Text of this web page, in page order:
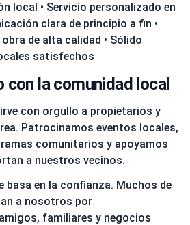
local • Servicio personalizado en
clara de principio a fin •
de alta calidad • Sólido
satisfechos
con la comunidad local
con orgullo a propietarios y
Patrocinamos eventos locales,
comunitarios y apoyamos
a nuestros vecinos.
basa en la confianza. Muchos de
a nosotros por
familiares y negocios